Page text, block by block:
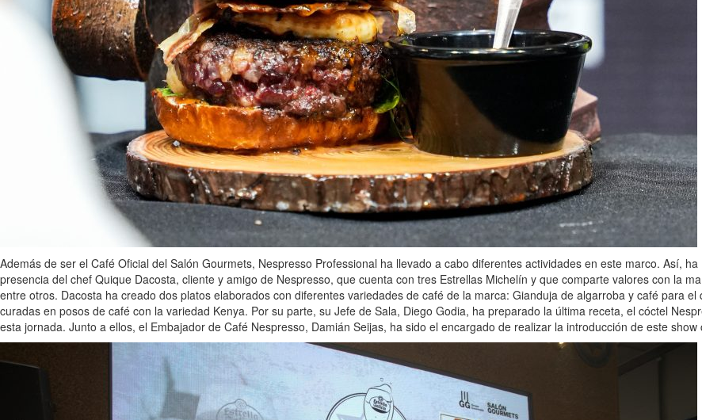
Además de ser el Café Oficial del Salón Gourmets, Nespresso Professional ha llevado a cabo diferentes actividades en este marco. Así,
presencia del chef Quique Dacosta, cliente y amigo de Nespresso, que cuenta con tres Estrellas Michelín y que comparte valores con la
entre otros. Dacosta ha creado dos platos elaborados con diferentes variedades de café de la marca: Gianduja de algarroba y café para
curadas en posos de café con la variedad Kenya. Por su parte, su Jefe de Sala, Diego Godia, ha preparado la última receta, el cóctel
esta jornada. Junto a ellos, el Embajador de Café Nespresso, Damián Seijas, ha sido el encargado de realizar la introducción de este show